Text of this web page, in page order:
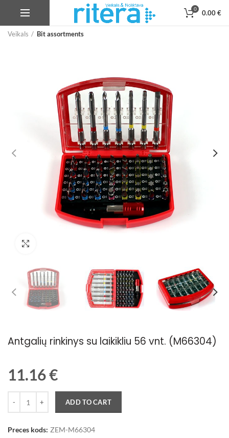
0 0.00€
Veikals Bit assortments
Antgalių rinkinys su laikikliu 56 vnt. (M66304)
11.16€
ADD TO CART
Preces kods: ZEM-M66304